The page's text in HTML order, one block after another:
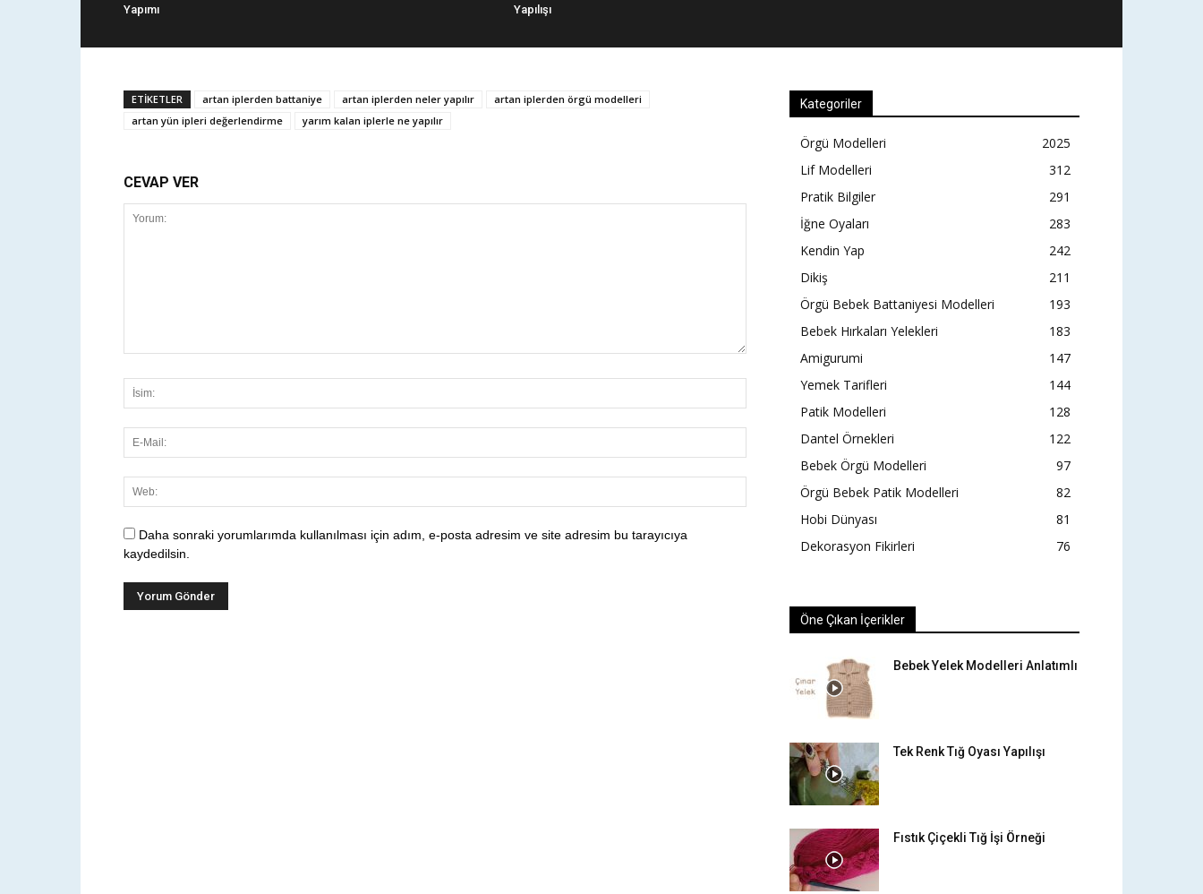
Yapımı
Yapılışı
ETİKETLER artan iplerden battaniye artan iplerden neler yapılır
artan iplerden örgü modelleri
artan yün ipleri değerlendirme
yarım kalan iplerle ne yapılır
CEVAP VER
Daha sonraki yorumlarımda kullanılması için adım, e-posta adresim ve site adresim bu tarayıcıya
kaydedilsin.
Kategoriler
Örgü Modelleri
2025
Lif Modelleri
312
Pratik Bilgiler
291
İğne Oyaları
283
Kendin Yap
242
Dikiş
211
Örgü Bebek Battaniyesi Modelleri
193
Bebek Hırkaları Yelekleri
183
Amigurumi
147
Yemek Tarifleri
144
Patik Modelleri
128
Dantel Örnekleri
122
Bebek Örgü Modelleri
97
Örgü Bebek Patik Modelleri
82
Hobi Dünyası
81
Dekorasyon Fikirleri
76
Öne Çıkan İçerikler
Bebek Yelek Modelleri Anlatımlı
Tek Renk Tığ Oyası Yapılışı
Fıstık Çiçekli Tığ İşi Örneği